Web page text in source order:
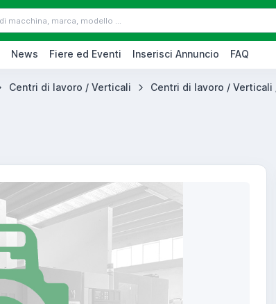
News Fiere ed Eventi Inserisci Annuncio FAQ
Centri di lavoro / Verticali Centri di lavoro / Verticali